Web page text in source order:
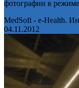
фотографии в
MedSoft - e-Health.
04.11.2012